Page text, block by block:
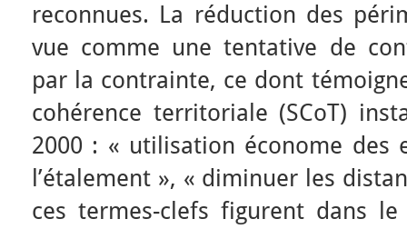
reconnues. La réduction des
vue comme une tentative de
par la contrainte, ce dont
cohérence territoriale (SCoT)
2000 : « utilisation économe des
l’étalement », « diminuer les
ces termes-clefs figurent dans